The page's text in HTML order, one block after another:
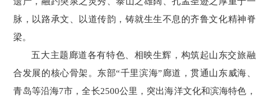
脉，以路承文、以道传韵，铸就生生不息的齐鲁文化精神脊
梁。
五大主题廊道各有特色、相映生辉，构筑起山东交旅融
合发展的核心骨架。东部“千里滨海”廊道，贯通山东威海、
青岛等沿海7市，全长2500公里，突出海洋文化和滨海特色，